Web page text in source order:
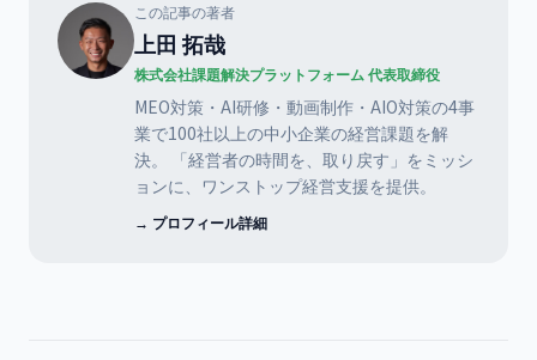
この記事の著者
上田 拓哉
株式会社課題解決プラットフォーム 代表取締役
MEO対策・AI研修・動画制作・AIO対策の4事
業で100社以上の中小企業の経営課題を解
決。 「経営者の時間を、取り戻す」をミッシ
ョンに、ワンストップ経営支援を提供。
→ プロフィール詳細